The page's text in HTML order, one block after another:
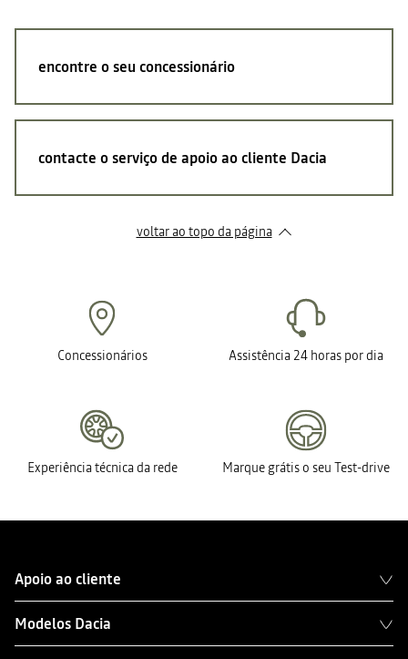
encontre o seu concessionário
contacte o serviço de apoio ao cliente Dacia
voltar ao topo da página
Concessionários Assistência 24 horas por dia
Experiência técnica da rede Marque grátis o seu Test-drive
Apoio ao cliente
Modelos Dacia